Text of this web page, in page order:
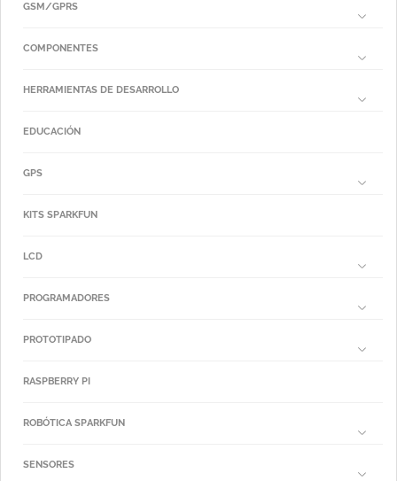
GSM/GPRS
COMPONENTES
HERRAMIENTAS DE DESARROLLO
EDUCACIÓN
GPS
KITS SPARKFUN
LCD
PROGRAMADORES
PROTOTIPADO
RASPBERRY PI
ROBÓTICA SPARKFUN
SENSORES